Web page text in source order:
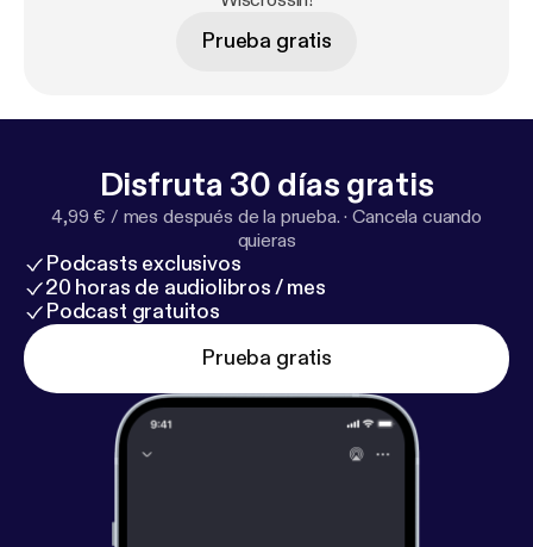
Prueba gratis
Disfruta 30 días gratis
4,99 € / mes después de la prueba. ·Cancela cuando
quieras
Podcasts exclusivos
20 horas de audiolibros / mes
Podcast gratuitos
Prueba gratis